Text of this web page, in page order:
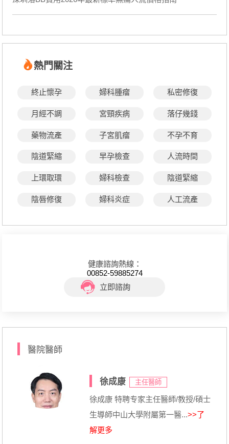
熱門關注
終止懷孕 婦科腫瘤 私密修復
月經不調 宮頸疾病 落仔幾錢
藥物流產 子宮肌瘤 不孕不育
陰道緊縮 早孕檢查 人流時間
上環取環 婦科檢查 陰道緊縮
陰唇修復 婦科炎症 人工流產
健康諮詢熱線：
00852-59885274
立即諮詢
醫院醫師
徐成康 主任醫師
徐成康 特聘专家主任醫師/教授/碩士
生導師中山大學附屬第一醫...>>了
解更多